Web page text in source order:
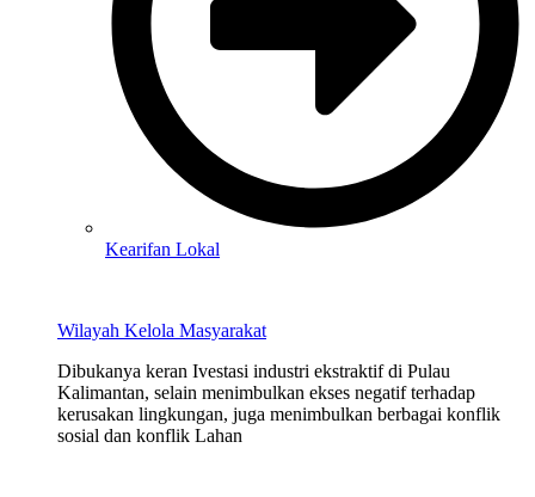
Kearifan Lokal
Wilayah Kelola Masyarakat
Dibukanya keran Ivestasi industri ekstraktif di Pulau
Kalimantan, selain menimbulkan ekses negatif terhadap
kerusakan lingkungan, juga menimbulkan berbagai konflik
sosial dan konflik Lahan